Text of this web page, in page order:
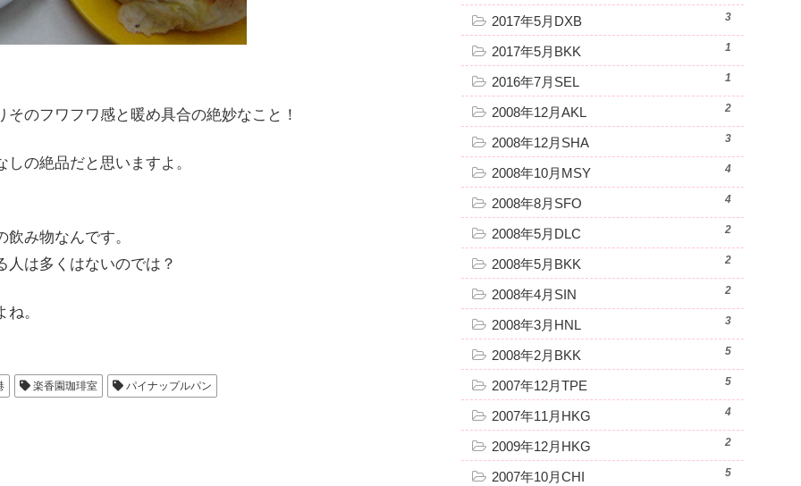
のフワフワ感と暖め具合の絶妙なこと！
の絶品だと思いますよ。
み物なんです。
は多くはないのでは？
。
楽香園珈琲室 パイナップルパン
2017年5月DXB 3
2017年5月BKK 1
2016年7月SEL 1
2008年12月AKL 2
2008年12月SHA 3
2008年10月MSY 4
2008年8月SFO 4
2008年5月DLC 2
2008年5月BKK 2
2008年4月SIN 2
2008年3月HNL 3
2008年2月BKK 5
2007年12月TPE 5
2007年11月HKG 4
2009年12月HKG 2
2007年10月CHI 5